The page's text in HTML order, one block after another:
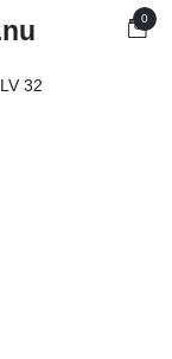
0
LV 32